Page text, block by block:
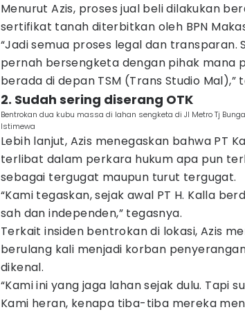
Menurut Azis, proses jual beli dilakukan
sertifikat tanah diterbitkan oleh BPN
“Jadi semua proses legal dan transparan.
pernah bersengketa dengan pihak mana
berada di depan TSM (Trans Studio Mal),”
2. Sudah sering diserang OTK
Bentrokan dua kubu massa di lahan sengketa di Jl Metro Tj
Istimewa
Lebih lanjut, Azis menegaskan bahwa PT
terlibat dalam perkara hukum apa pun
sebagai tergugat maupun turut tergugat.
“Kami tegaskan, sejak awal PT H. Kalla
sah dan independen,” tegasnya.
Terkait insiden bentrokan di lokasi, Azis
berulang kali menjadi korban
dikenal.
“Kami ini yang jaga lahan sejak dulu. Tapi
Kami heran, kenapa tiba-tiba mereka